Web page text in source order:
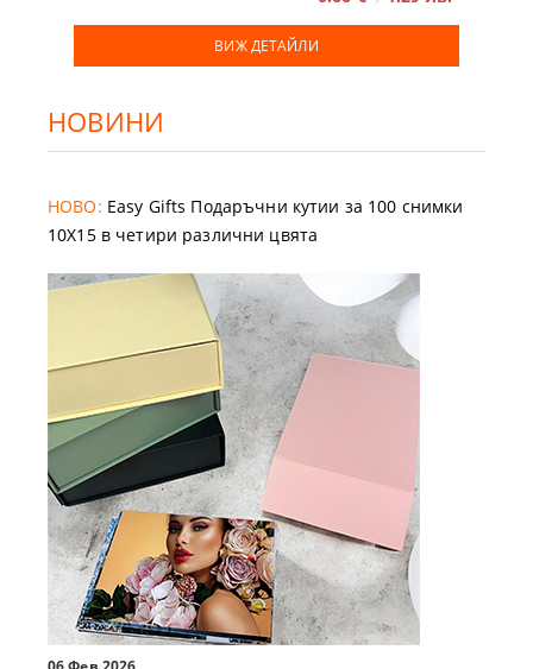
ВИЖ ДЕТАЙЛИ
НОВИНИ
НОВО: Easy Gifts Подаръчни кутии за 100 снимки
10X15 в четири различни цвята